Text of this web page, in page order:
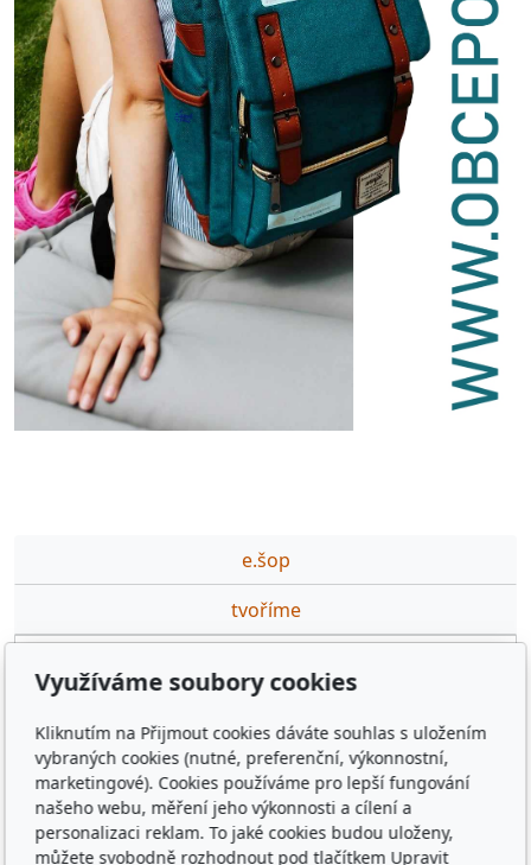
e.šop
tvoříme
ceník DTP,GFX prací
výuka·na·míru
kontakt
Využíváme soubory cookies
Kliknutím na Přijmout cookies dáváte souhlas s uložením
vybraných cookies (nutné, preferenční, výkonnostní,
marketingové). Cookies používáme pro lepší fungování
našeho webu, měření jeho výkonnosti a cílení a
personalizaci reklam. To jaké cookies budou uloženy,
můžete svobodně rozhodnout pod tlačítkem Upravit